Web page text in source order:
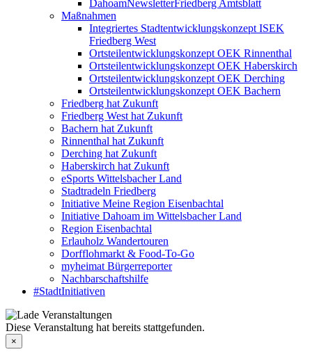
DahoamNewsletterFriedberg Amtsblatt
Maßnahmen
Integriertes Stadtentwicklungskonzept ISEK
Friedberg West
Ortsteilentwicklungskonzept OEK Rinnenthal
Ortsteilentwicklungskonzept OEK Haberskirch
Ortsteilentwicklungskonzept OEK Derching
Ortsteilentwicklungskonzept OEK Bachern
Friedberg hat Zukunft
Friedberg West hat Zukunft
Bachern hat Zukunft
Rinnenthal hat Zukunft
Derching hat Zukunft
Haberskirch hat Zukunft
eSports Wittelsbacher Land
Stadtradeln Friedberg
Initiative Meine Region Eisenbachtal
Initiative Dahoam im Wittelsbacher Land
Region Eisenbachtal
Erlauholz Wandertouren
Dorfflohmarkt & Food-To-Go
myheimat Bürgerreporter
Nachbarschaftshilfe
#StadtInitiativen
Diese Veranstaltung hat bereits stattgefunden.
×